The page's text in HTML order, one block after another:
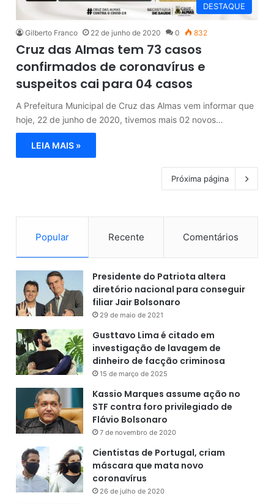
DESTAQUE
Gilberto Franco 22 de junho de 2020 0 832
Cruz das Almas tem 73 casos
confirmados de coronavírus e
suspeitos cai para 04 casos
A Prefeitura Municipal de Cruz das Almas vem informar que
hoje, 22 de junho de 2020, tivemos mais 02 novos…
LEIA MAIS »
Próxima página
Popular Recente Comentários
Presidente do Patriota altera
diretório nacional para conseguir
filiar Jair Bolsonaro
29 de maio de 2021
Gusttavo Lima é citado em
investigação de lavagem de
dinheiro de facção criminosa
15 de março de 2025
Kassio Marques assume ação no
STF contra foro privilegiado de
Flávio Bolsonaro
7 de novembro de 2020
Cientistas de Portugal, criam
máscara que mata novo
coronavírus
26 de julho de 2020